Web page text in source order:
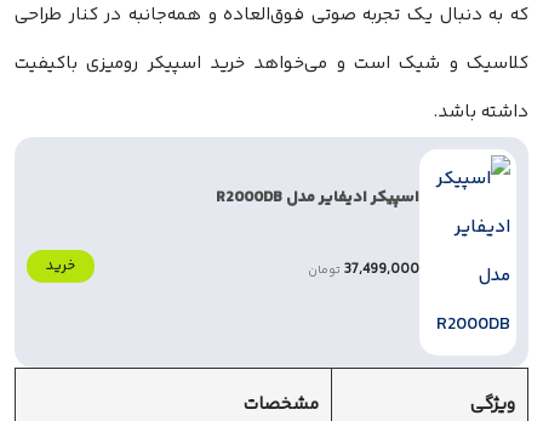
که به دنبال یک تجربه صوتی فوق‌العاده و همه‌جانبه در کنار طراحی
کلاسیک و شیک است و می‌خواهد خرید اسپیکر رومیزی باکیفیت
داشته باشد.
اسپیکر ادیفایر مدل R2000DB
37,499,000 تومان خرید
ویژگی مشخصات